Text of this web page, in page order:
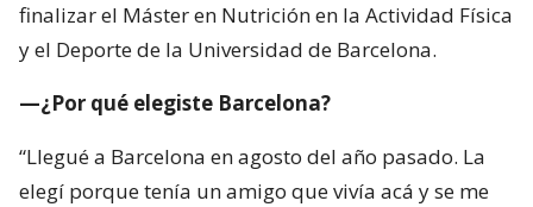
finalizar el Máster en Nutrición en la Actividad Física
y el Deporte de la Universidad de Barcelona.
—¿Por qué elegiste Barcelona?
“Llegué a Barcelona en agosto del año pasado. La
elegí porque tenía un amigo que vivía acá y se me